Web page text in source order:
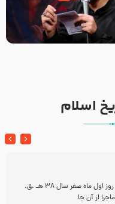
من غلام نوکراتم من عاشق
– شور زمینه – شب هفتم
اسلام
1ـ وقوع جنگ صفین روز اول ماه صفر سال 38 هـ .ق.
از آن جا